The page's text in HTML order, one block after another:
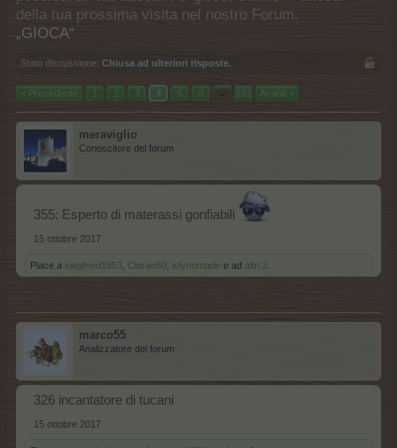
della tua prossima visita nel nostro Forum.
„GIOCA“
Stato discussione: Chiusa ad ulteriori risposte.
< Precedente 1 2 3 4 5 6 → 161 Avanti >
meraviglio
Conoscitore del forum
355: Esperto di materassi gonfiabili
15 ottobre 2017
Piace a siegfried1953 Clarae80 lolynomade e ad altri 2
marco55
Analizzatore del forum
326 incantatore di tucani
15 ottobre 2017